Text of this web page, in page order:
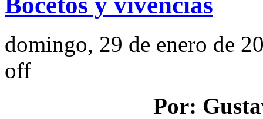
domingo, 29 de enero de
off
Por: